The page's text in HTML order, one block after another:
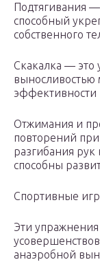
Подтягивания
способный
собственного
Скакалка — это
выносливостью
эффективности
Отжимания и
повторений при
разгибания рук
способны
Спортивные
Эти
анаэробной